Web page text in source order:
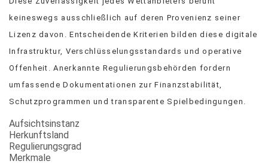
keineswegs ausschließlich auf deren Provenienz seiner
Lizenz davon. Entscheidende Kriterien bilden diese digitale
Infrastruktur, Verschlüsselungsstandards und operative
Offenheit. Anerkannte Regulierungsbehörden fordern
umfassende Dokumentationen zur Finanzstabilität,
Schutzprogrammen und transparente Spielbedingungen.
Aufsichtsinstanz
Herkunftsland
Regulierungsgrad
Merkmale